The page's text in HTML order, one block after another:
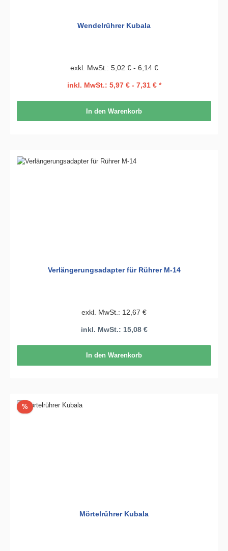
Wendelrührer Kubala
exkl. MwSt.: 5,02 € - 6,14 €
inkl. MwSt.: 5,97 € - 7,31 € *
In den Warenkorb
Verlängerungsadapter für Rührer M-14
exkl. MwSt.: 12,67 €
inkl. MwSt.: 15,08 €
In den Warenkorb
%Rabatt
Mörtelrührer Kubala